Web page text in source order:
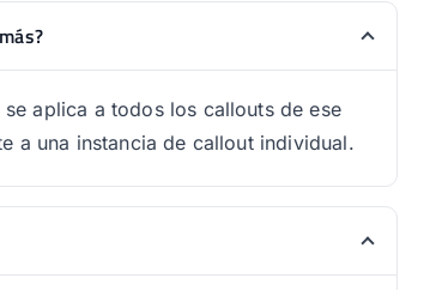
aplica a todos los callouts de ese
a una instancia de callout individual.